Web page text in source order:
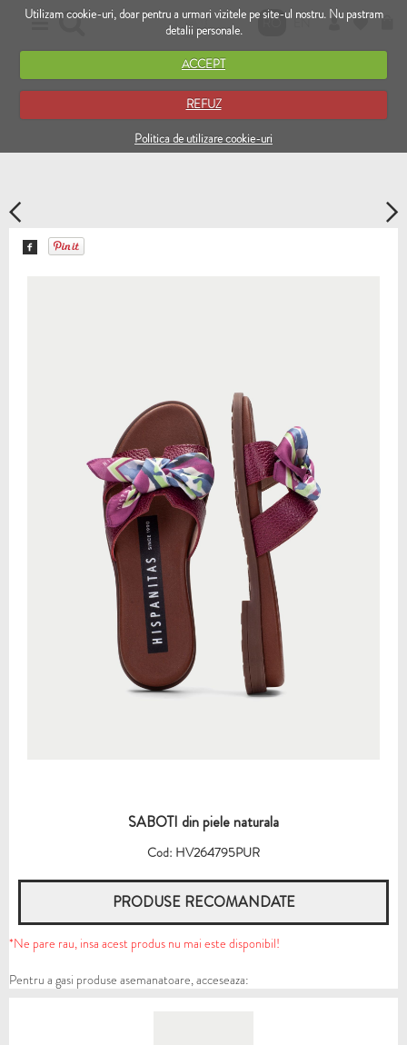
Utilizam cookie-uri, doar pentru a urmari vizitele pe site-ul nostru. Nu pastram
detalii personale.
ACCEPT
REFUZ
Politica de utilizare cookie-uri
RO EN
SABOTI din piele naturala
Cod: HV264795PUR
PRODUSE RECOMANDATE
*Ne pare rau, insa acest produs nu mai este disponibil!
Pentru a gasi produse asemanatoare, acceseaza: